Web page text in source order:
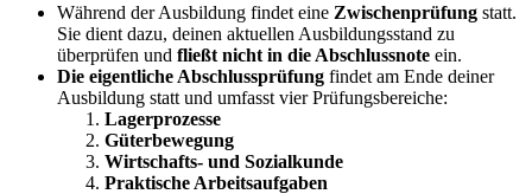
Während der Ausbildung findet eine Zwischenprüfung statt.
Sie dient dazu, deinen aktuellen Ausbildungsstand zu
überprüfen und fließt nicht in die Abschlussnote ein.
Die eigentliche Abschlussprüfung findet am Ende deiner
Ausbildung statt und umfasst vier Prüfungsbereiche:
Lagerprozesse
Güterbewegung
Wirtschafts- und Sozialkunde
Praktische Arbeitsaufgaben